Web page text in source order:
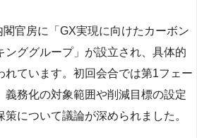
官房に「GX実現に向けたカーボン
ンググループ」が設立され、具体的
れています。初回会合では第1フェー
義務化の対象範囲や削減目標の設定
について議論が深められました。